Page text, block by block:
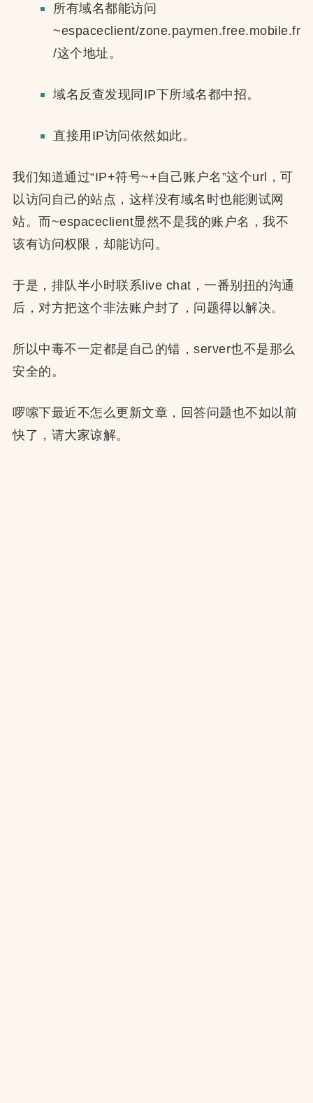
所有域名都能访问
~espaceclient/zone.paymen.free.mobile.fr
/这个地址。
域名反查发现同IP下所域名都中招。
直接用IP访问依然如此。
我们知道通过“IP+符号~+自己账户名”这个url，可
以访问自己的站点，这样没有域名时也能测试网
站。而~espaceclient显然不是我的账户名，我不
该有访问权限，却能访问。
于是，排队半小时联系live chat，一番别扭的沟通
后，对方把这个非法账户封了，问题得以解决。
所以中毒不一定都是自己的错，server也不是那么
安全的。
啰嗦下最近不怎么更新文章，回答问题也不如以前
快了，请大家谅解。